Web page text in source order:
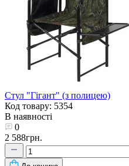
Стул "Гігант" (з полицею)
Код товару: 5354
В наявності
0
2 588грн.